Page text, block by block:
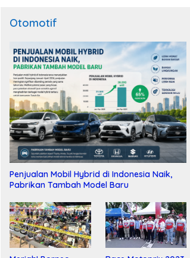
Otomotif
Penjualan Mobil Hybrid di Indonesia Naik,
Pabrikan Tambah Model Baru